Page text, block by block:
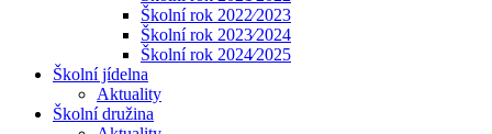
Školní rok 2022⁄2023
Školní rok 2023⁄2024
Školní rok 2024⁄2025
Školní jídelna
Aktuality
Školní družina